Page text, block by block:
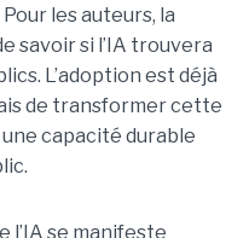
les auteurs, la
savoir si l’IA trouvera
L’adoption est déjà
de transformer cette
capacité durable
se manifeste